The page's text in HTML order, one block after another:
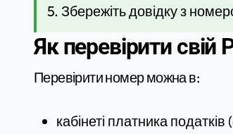
5. Збережіть довідку з
Як перевірити
Перевірити номер можна в:
кабінеті платника